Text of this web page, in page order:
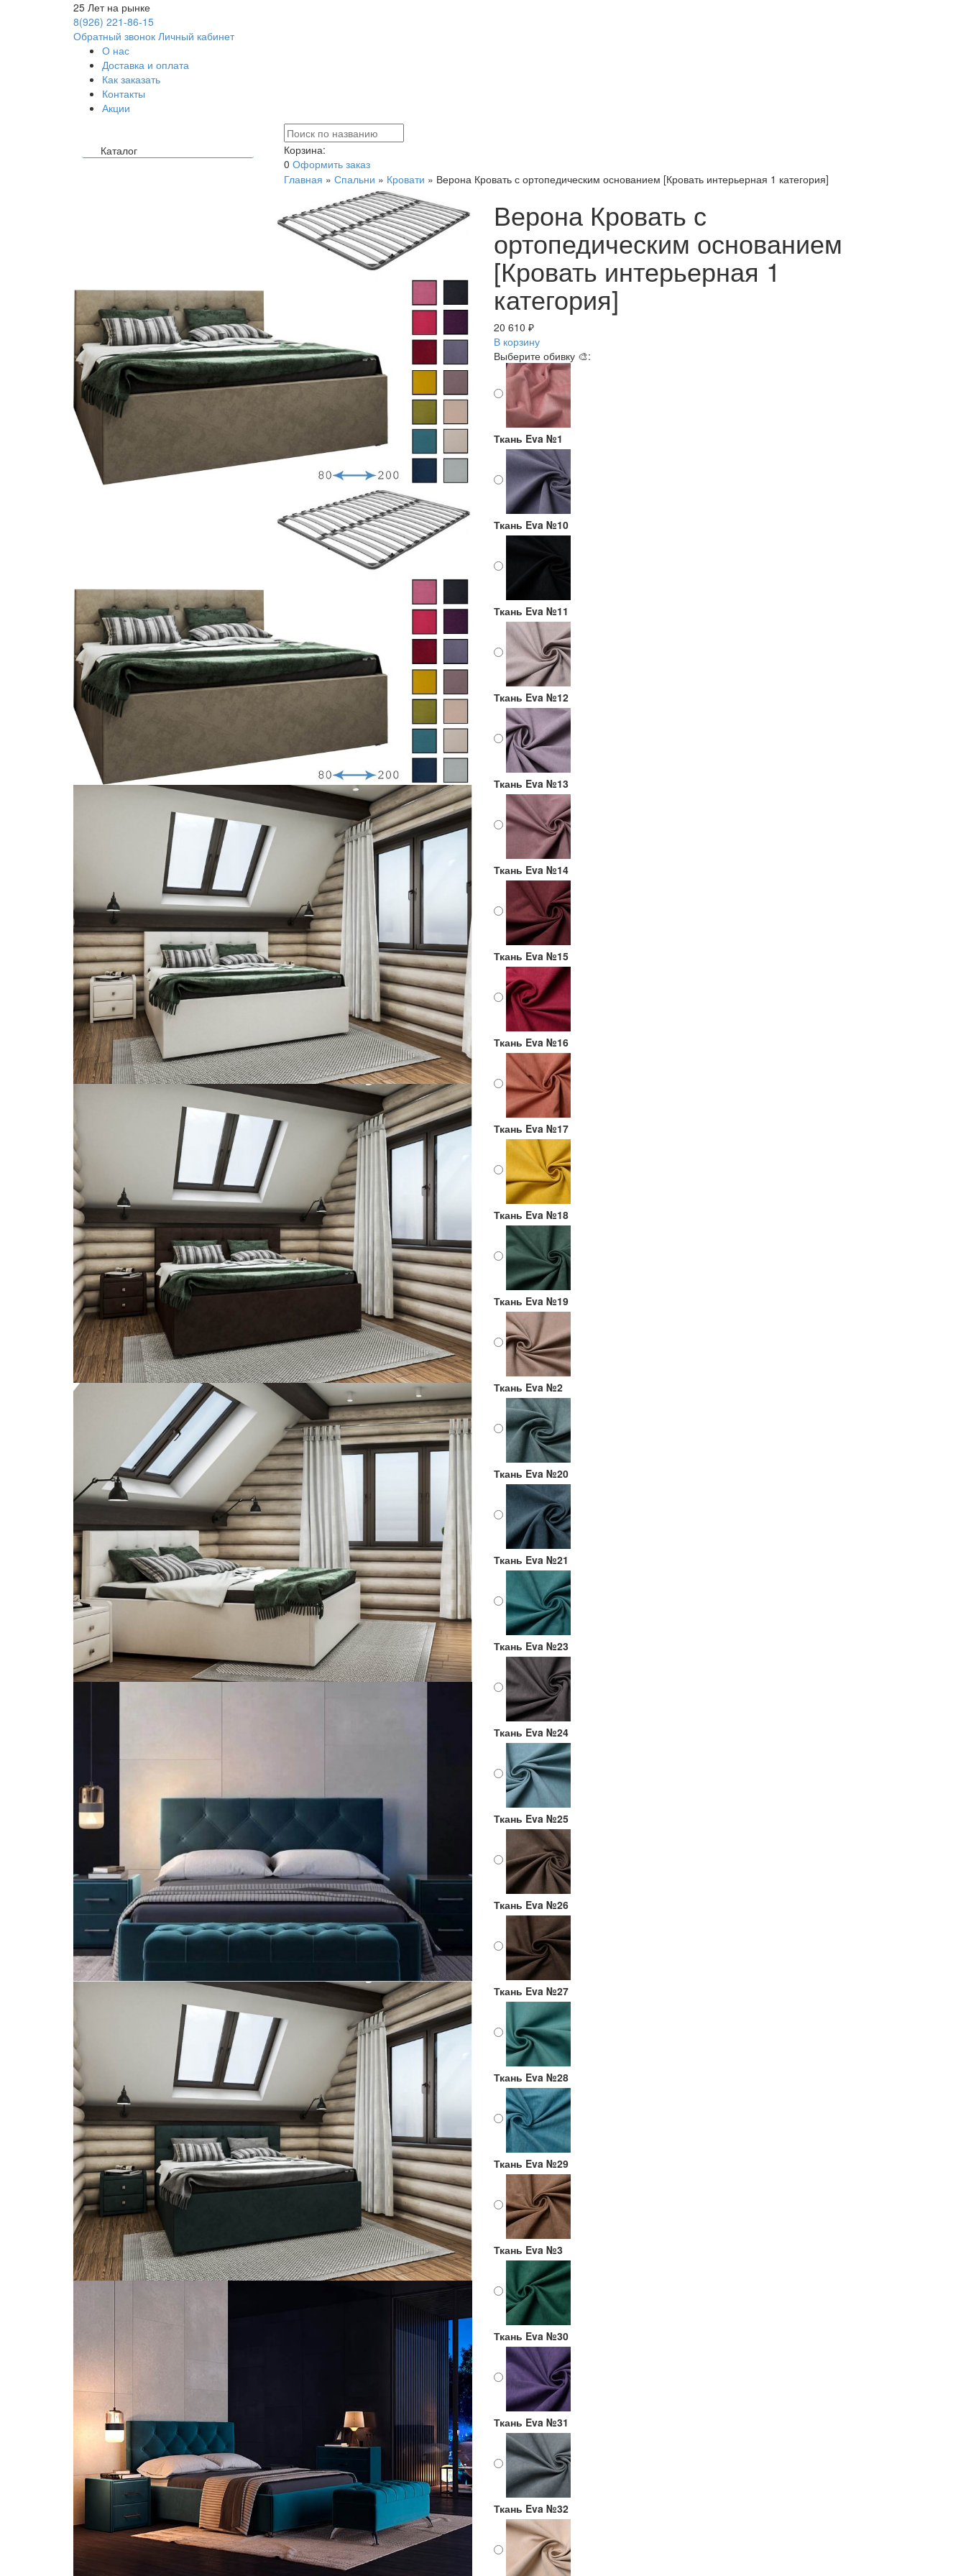
25 Лет на рынке
8(926) 221-86-15
Обратный звонок Личный кабинет
О нас
Доставка и оплата
Как заказать
Контакты
Акции
Каталог
Корзина:
0 Оформить заказ
Главная » Спальни » Кровати » Верона Кровать с ортопедическим основанием [Кровать интерьерная 1 категория]
Верона Кровать с
ортопедическим основанием
[Кровать интерьерная 1
категория]
20 610 ₽
В корзину
Выберите обивку 🎨:
Ткань Eva №1
Ткань Eva №10
Ткань Eva №11
Ткань Eva №12
Ткань Eva №13
Ткань Eva №14
Ткань Eva №15
Ткань Eva №16
Ткань Eva №17
Ткань Eva №18
Ткань Eva №19
Ткань Eva №2
Ткань Eva №20
Ткань Eva №21
Ткань Eva №23
Ткань Eva №24
Ткань Eva №25
Ткань Eva №26
Ткань Eva №27
Ткань Eva №28
Ткань Eva №29
Ткань Eva №3
Ткань Eva №30
Ткань Eva №31
Ткань Eva №32